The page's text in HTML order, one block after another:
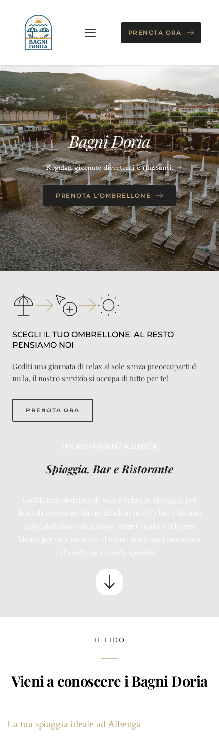
PRENOTA ORA
Bagni Doria
Regalati giornate divertenti e rilassanti.
PRENOTA L'OMBRELLONE
SCEGLI IL TUO OMBRELLONE. AL RESTO
PENSIAMO NOI
Goditi una giornata di relax al sole senza preoccuparti di
nulla, il nostro servizio si occupa di tutto per te!
PRENOTA ORA
UN ESPERIENZA UNICA
Spiaggia, Bar e Ristorante
Goditi una giornata di sole e relax in spiaggia, poi
lasciati coccolare da un drink al nostro bar e da una
cena deliziosa vista mare. Bagni Doria è il luogo
ideale per una vacanza al mare, dove ogni momento
diventa un ricordo speciale.
IL LIDO
Vieni a conoscere i Bagni Doria
La tua spiaggia ideale ad Albenga